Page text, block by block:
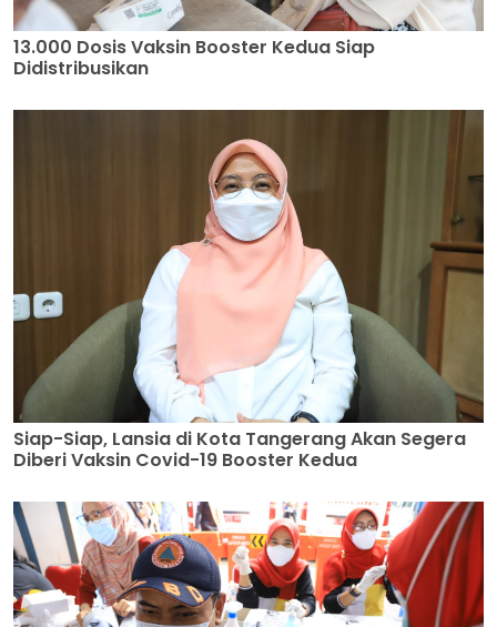
13.000 Dosis Vaksin Booster Kedua Siap
Didistribusikan
Siap-Siap, Lansia di Kota Tangerang Akan Segera
Diberi Vaksin Covid-19 Booster Kedua